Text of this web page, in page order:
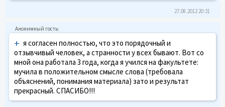
27.08.2012 20:31
+ я согласен полностью, что это порядочный и
отзывчивый человек, а странности у всех бывают. Вот со
мной она работала 3 года, когда я учился на факультете:
мучила в положительном смысле слова (требовала
объяснений, понимания материала) зато и результат
прекрасный. СПАСИБО!!!